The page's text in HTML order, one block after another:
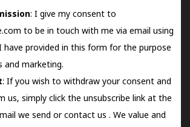
: I give my consent to
to be in touch with me via email using
provided in this form for the purpose
and marketing.
: If you wish to withdraw your consent and
us, simply click the unsubscribe link at the
we send orcontact us . We value and